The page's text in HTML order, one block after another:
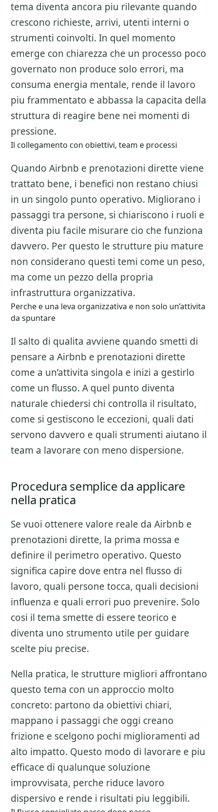
tema diventa ancora piu rilevante quando
crescono richieste, arrivi, utenti interni o
strumenti coinvolti. In quel momento
emerge con chiarezza che un processo poco
governato non produce solo errori, ma
consuma energia mentale, rende il lavoro
piu frammentato e abbassa la capacita della
struttura di reagire bene nei momenti di
pressione.
Il collegamento con obiettivi, team e processi
Quando Airbnb e prenotazioni dirette viene
trattato bene, i benefici non restano chiusi
in un singolo punto operativo. Migliorano i
passaggi tra persone, si chiariscono i ruoli e
diventa piu facile misurare cio che funziona
davvero. Per questo le strutture piu mature
non considerano questi temi come un peso,
ma come un pezzo della propria
infrastruttura organizzativa.
Perche e una leva organizzativa e non solo un’attivita
da spuntare
Il salto di qualita avviene quando smetti di
pensare a Airbnb e prenotazioni dirette
come a un’attivita singola e inizi a gestirlo
come un flusso. A quel punto diventa
naturale chiedersi chi controlla il risultato,
come si gestiscono le eccezioni, quali dati
servono davvero e quali strumenti aiutano il
team a lavorare con meno dispersione.
Procedura semplice da applicare
nella pratica
Se vuoi ottenere valore reale da Airbnb e
prenotazioni dirette, la prima mossa e
definire il perimetro operativo. Questo
significa capire dove entra nel flusso di
lavoro, quali persone tocca, quali decisioni
influenza e quali errori puo prevenire. Solo
cosi il tema smette di essere teorico e
diventa uno strumento utile per guidare
scelte piu precise.
Nella pratica, le strutture migliori affrontano
questo tema con un approccio molto
concreto: partono da obiettivi chiari,
mappano i passaggi che oggi creano
frizione e scelgono pochi miglioramenti ad
alto impatto. Questo modo di lavorare e piu
efficace di qualunque soluzione
improvvisata, perche riduce lavoro
dispersivo e rende i risultati piu leggibili.